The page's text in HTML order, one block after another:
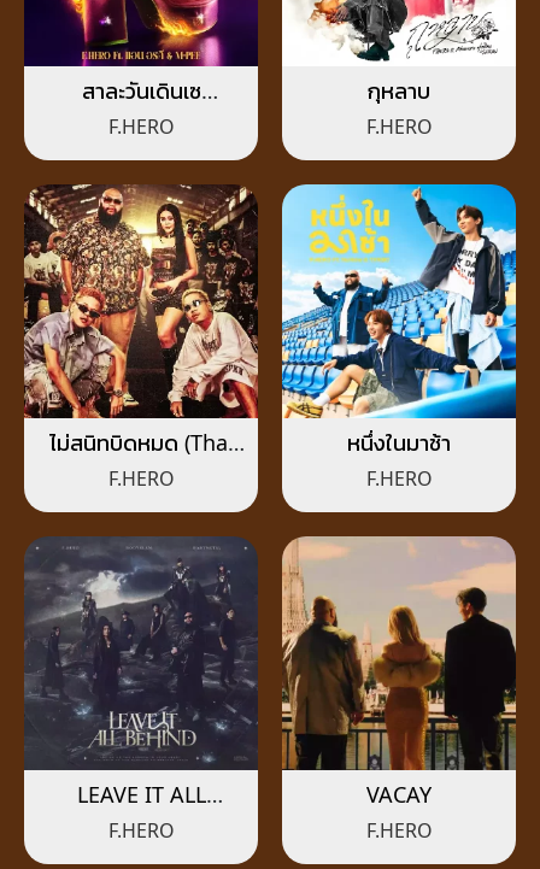
สาละวันเดินเซ
(SALAONE)
F.HERO
กุหลาบ
F.HERO
ไม่สนิทบิดหมด (Thai
Riders Anthem)
F.HERO
หนึ่งในมาช้า
F.HERO
LEAVE IT ALL
BEHIND
F.HERO
VACAY
F.HERO